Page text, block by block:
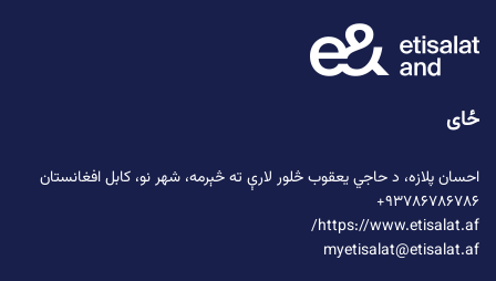
ځای
احسان پلازه، د حاجي یعقوب څلور لارې ته څېرمه، شهر نو، کابل افغانستان
۹۳۷۸۶۷۸۶۷۸۶+
https://www.etisalat.af/
myetisalat@etisalat.af